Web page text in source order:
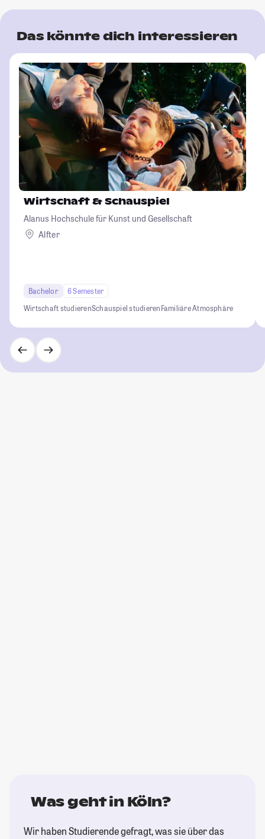
Das könnte dich interessieren
Wirtschaft & Schauspiel
Alanus Hochschule für Kunst und Gesellschaft
Alfter
Bachelor
6 Semester
Wirtschaft studierenSchauspiel studierenFamiliäre Atmosphäre
Was geht in Köln?
Wir haben Studierende gefragt, was sie über das